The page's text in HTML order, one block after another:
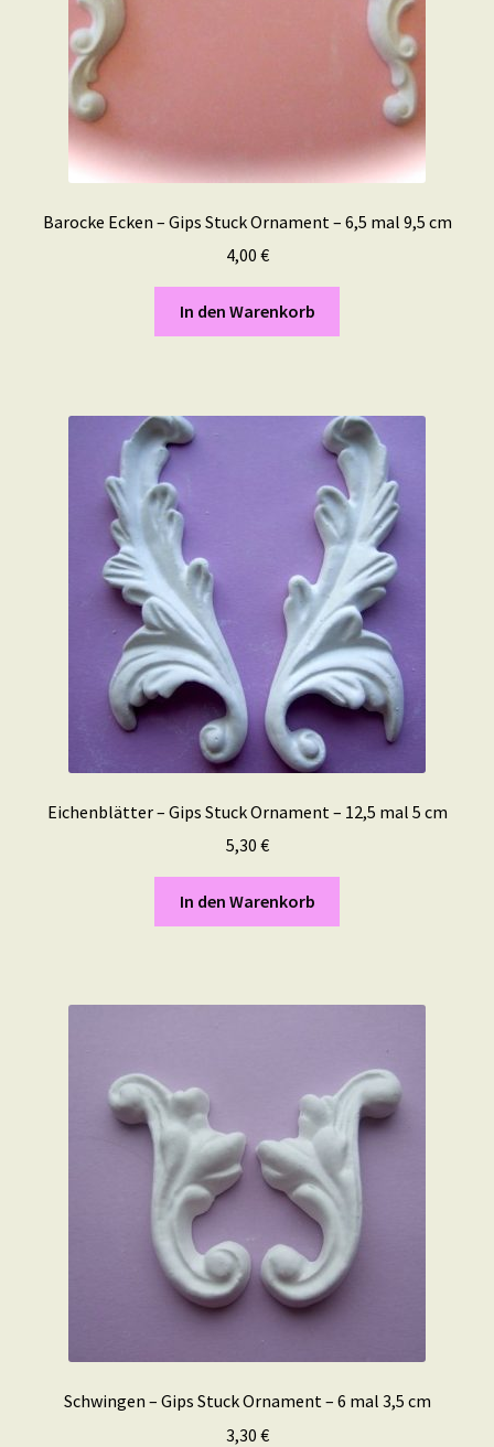
Barocke Ecken – Gips Stuck Ornament – 6,5 mal 9,5 cm
4,00 €
In den Warenkorb
Eichenblätter – Gips Stuck Ornament – 12,5 mal 5 cm
5,30 €
In den Warenkorb
Schwingen – Gips Stuck Ornament – 6 mal 3,5 cm
3,30 €